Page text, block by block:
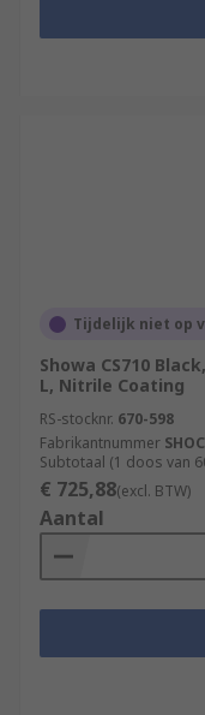
Tijdelijk niet op
Showa CS710
L, Nitrile Coating
RS-stocknr. 670-598
Fabrikantnummer
Subtotaal (1 doos van
€ 725,88(excl. BTW)
Aantal